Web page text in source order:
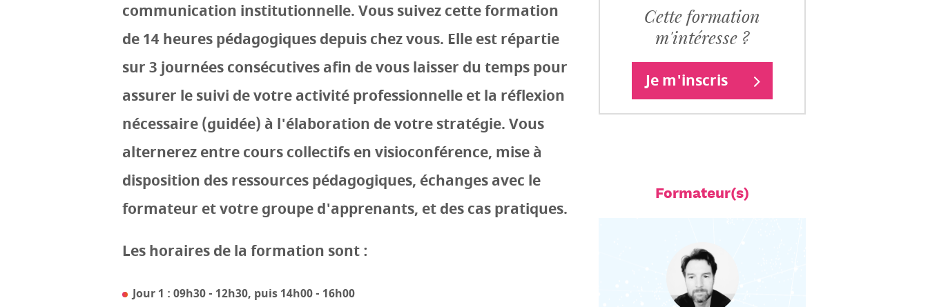
communication institutionnelle. Vous suivez cette formation
de 14 heures pédagogiques depuis chez vous. Elle est répartie
sur 3 journées consécutives afin de vous laisser du temps pour
assurer le suivi de votre activité professionnelle et la réflexion
nécessaire (guidée) à l'élaboration de votre stratégie. Vous
alternerez entre cours collectifs en visioconférence, mise à
disposition des ressources pédagogiques, échanges avec le
formateur et votre groupe d'apprenants, et des cas pratiques.
Les horaires de la formation sont :
Jour 1 : 09h30 - 12h30, puis 14h00 - 16h00
Cette formation
m'intéresse ?
Je m'inscris
Formateur(s)